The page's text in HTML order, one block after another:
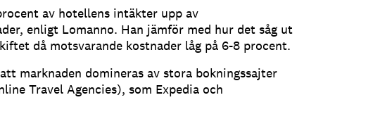
av hotellens intäkter upp av
enligt Lomanno. Han jämför med hur det såg ut
då motsvarande kostnader låg på 6-8 procent.
marknaden domineras av stora bokningssajter
Travel Agencies), som Expedia och